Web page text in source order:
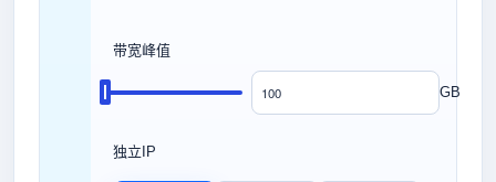
带宽峰值
GB
独立IP